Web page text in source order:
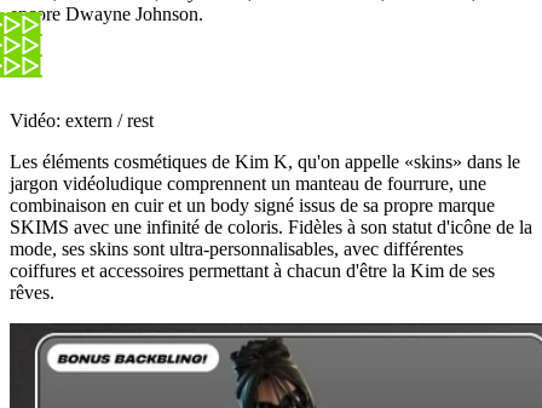
encore Dwayne Johnson.
Vidéo: extern / rest
Les éléments cosmétiques de Kim K, qu'on appelle «skins» dans le
jargon vidéoludique comprennent un manteau de fourrure, une
combinaison en cuir et un body signé issus de sa propre marque
SKIMS avec une infinité de coloris. Fidèles à son statut d'icône de la
mode, ses skins sont ultra-personnalisables, avec différentes
coiffures et accessoires permettant à chacun d'être la Kim de ses
rêves.